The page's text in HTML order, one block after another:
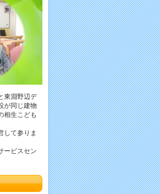
東淵野辺デ
が同じ建物
相生こども
して参りま
ービスセン